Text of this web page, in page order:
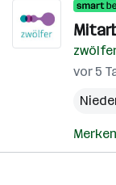
vor 5
Merken